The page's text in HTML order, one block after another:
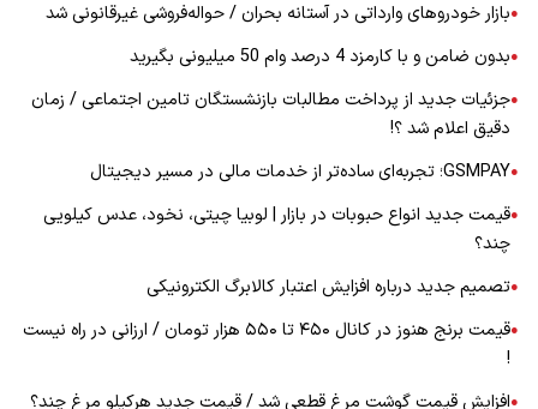
●بازار خودرو‌های وارداتی در آستانه بحران / حواله‌فروشی غیرقانونی شد
●بدون ضامن و با کارمزد 4 درصد وام 50 میلیونی بگیرید
●جزئیات جدید از پرداخت مطالبات بازنشستگان تامین اجتماعی / زمان
دقیق اعلام شد ؟!
●GSMPAY؛ تجربه‌ای ساده‌تر از خدمات مالی در مسیر دیجیتال
●قیمت جدید انواع حبوبات در بازار | لوبیا چیتی، نخود، عدس کیلویی
چند؟
●تصمیم جدید درباره افزایش اعتبار کالابرگ الکترونیکی
●
قیمت برنج هنوز در کانال ۴۵۰ تا ۵۵۰ هزار تومان / ارزانی در راه نیست
!
●افزایش قیمت گوشت مرغ قطعی شد / قیمت جدید هرکیلو مرغ چند؟